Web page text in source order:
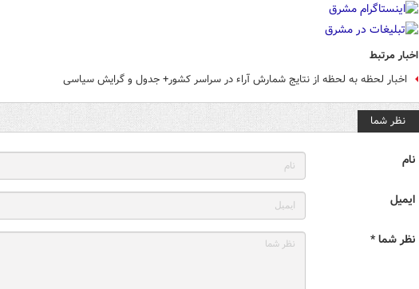
اخبار مرتبط
اخبار لحظه به لحظه از نتایج شمارش آراء در سراسر کشور+ جدول و گرایش سیاسی
نظر شما
نام
ایمیل
نظر شما *